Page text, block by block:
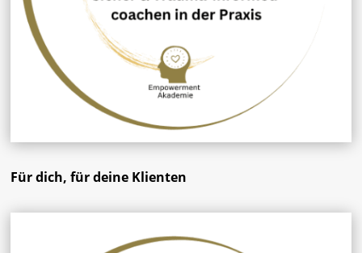
Für dich, für deine Klienten